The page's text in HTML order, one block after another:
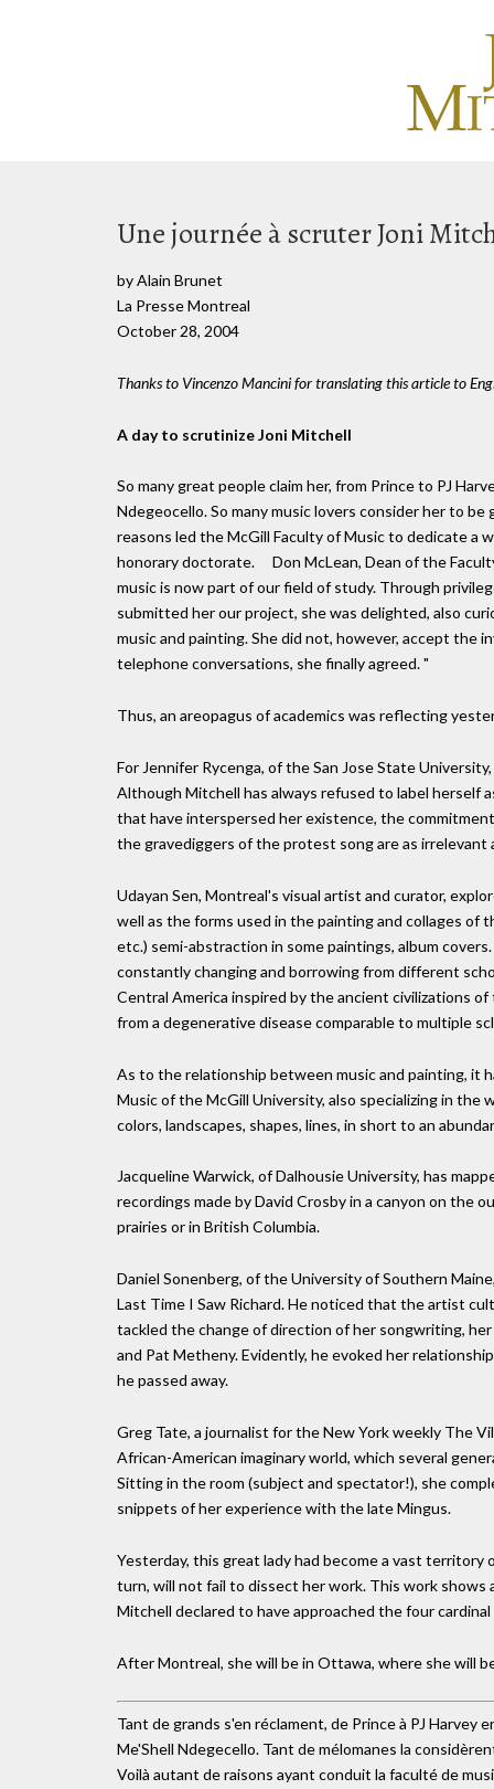
Une journée à scruter Joni
by Alain Brunet
La Presse Montreal
October 28, 2004
Thanks to Vincenzo Mancini for translating this article to
A day to scrutinize Joni Mitchell
So many great people claim her, from Prince to PJ
Ndegeocello. So many music lovers consider her to
reasons led the McGill Faculty of Music to dedicate a
honorary doctorate. Don McLean, Dean of the
music is now part of our field of study. Through
submitted her our project, she was delighted, also
music and painting. She did not, however, accept
telephone conversations, she finally agreed. "
Thus, an areopagus of academics was reflecting
For Jennifer Rycenga, of the San Jose State
Although Mitchell has always refused to label herself
that have interspersed her existence, the
the gravediggers of the protest song are as irrelevant
Udayan Sen, Montreal's visual artist and curator,
well as the forms used in the painting and collages of
etc.) semi-abstraction in some paintings, album
constantly changing and borrowing from different
Central America inspired by the ancient civilizations
from a degenerative disease comparable to multiple
As to the relationship between music and painting, it
Music of the McGill University, also specializing in the
colors, landscapes, shapes, lines, in short to an
Jacqueline Warwick, of Dalhousie University, has
recordings made by David Crosby in a canyon on the
prairies or in British Columbia.
Daniel Sonenberg, of the University of Southern
Last Time I Saw Richard. He noticed that the artist
tackled the change of direction of her songwriting,
and Pat Metheny. Evidently, he evoked her
he passed away.
Greg Tate, a journalist for the New York weekly The
African-American imaginary world, which several
Sitting in the room (subject and spectator!), she
snippets of her experience with the late Mingus.
Yesterday, this great lady had become a vast
turn, will not fail to dissect her work. This work
Mitchell declared to have approached the four
After Montreal, she will be in Ottawa, where she will
Tant de grands s'en réclament, de Prince à PJ Harvey
Me'Shell Ndegecello. Tant de mélomanes la
Voilà autant de raisons ayant conduit la faculté de